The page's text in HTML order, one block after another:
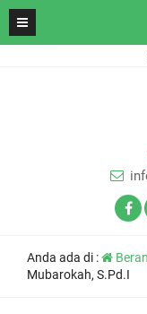
Anda ada di :
Mubarokah, S.Pd.I